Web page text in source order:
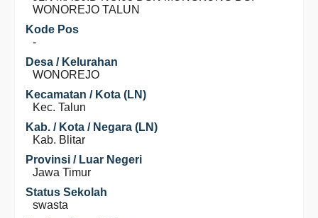
WONOREJO TALUN
Kode Pos
-
Desa / Kelurahan
WONOREJO
Kecamatan / Kota (LN)
Kec. Talun
Kab. / Kota / Negara (LN)
Kab. Blitar
Provinsi / Luar Negeri
Jawa Timur
Status Sekolah
swasta